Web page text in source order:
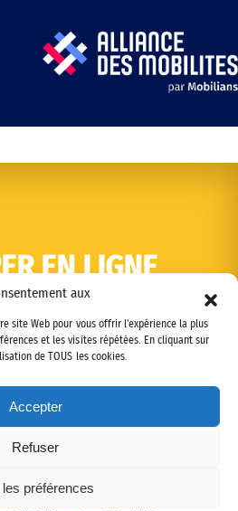
aux
site Web pour vous offrir l'expérience la plus
et les visites répétées. En cliquant sur
de TOUS les cookies.
Accepter
Refuser
les préférences
EN LIGNE
Alliance des mobilités
de confidentialité Contact